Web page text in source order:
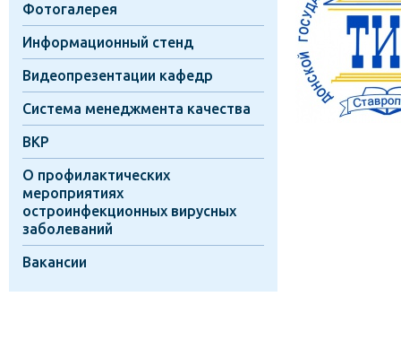
Фотогалерея
Информационный стенд
Видеопрезентации кафедр
Система менеджмента качества
ВКР
О профилактических
мероприятиях
остроинфекционных вирусных
заболеваний
Вакансии